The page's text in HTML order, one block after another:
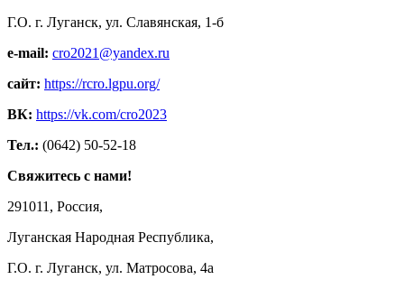
Г.О. г. Луганск, ул. Славянская, 1-б
e-mail: cro2021@yandex.ru
сайт: https://rcro.lgpu.org/
ВК: https://vk.com/cro2023
Тел.: (0642) 50-52-18
Свяжитесь с нами!
291011, Россия,
Луганская Народная Республика,
Г.О. г. Луганск, ул. Матросова, 4а